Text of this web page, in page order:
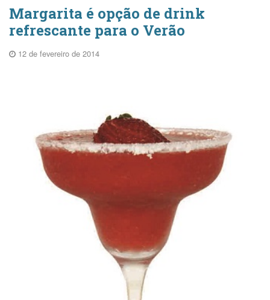
Margarita é opção de drink
refrescante para o Verão
12 de fevereiro de 2014